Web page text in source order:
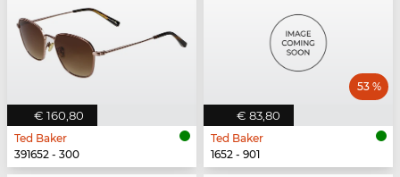
€ 160,80
Ted Baker
391652 - 300
€ 83,80
53 %
Ted Baker
1652 - 901